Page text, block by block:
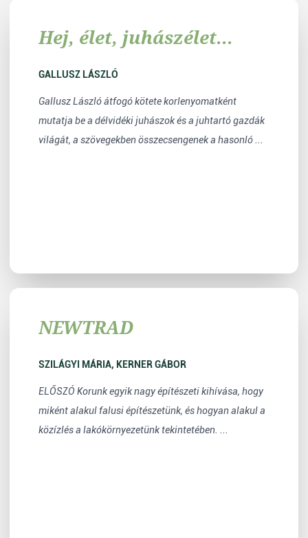
Hej, élet, juhászélet...
GALLUSZ LÁSZLÓ
Gallusz László átfogó kötete korlenyomatként
mutatja be a délvidéki juhászok és a juhtartó gazdák
világát, a szövegekben összecsengenek a hasonló ...
NEWTRAD
SZILÁGYI MÁRIA, KERNER GÁBOR
ELŐSZÓ Korunk egyik nagy építészeti kihívása, hogy
miként alakul falusi építészetünk, és hogyan alakul a
közízlés a lakókörnyezetünk tekintetében. ...